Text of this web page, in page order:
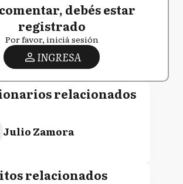
debés estar
registrado
Por favor, iniciá sesión
INGRESA
relacionados
Julio Zamora
relacionados